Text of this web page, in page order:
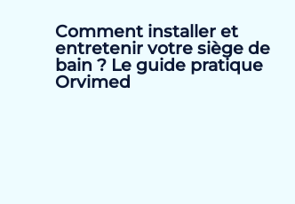
Comment installer et
entretenir votre siège de
bain ? Le guide pratique
Orvimed